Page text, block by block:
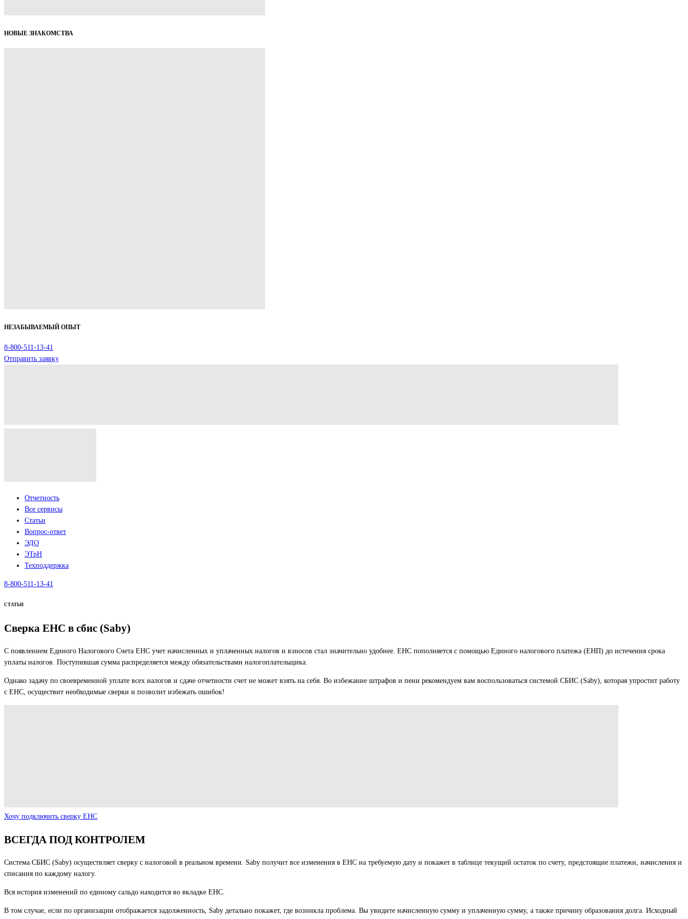
НОВЫЕ ЗНАКОМСТВА
НЕЗАБЫВАЕМЫЙ ОПЫТ
8-800-511-13-41
Отправить заявку
Отчетность
Все сервисы
Статьи
Вопрос-ответ
ЭДО
ЭТрН
Техподдержка
8-800-511-13-41
СТАТЬИ
Сверка ЕНС в сбис (Saby)
С появлением Единого Налогового Счета ЕНС учет начисленных и уплаченных налогов и взносов стал значительно удобнее. ЕНС пополняется с помощью Единого налогового платежа (ЕНП) до истечения срока
уплаты налогов. Поступившая сумма распределяется между обязательствами налогоплательщика.
Однако задачу по своевременной уплате всех налогов и сдаче отчетности счет не может взять на себя. Во избежание штрафов и пени рекомендуем вам воспользоваться системой СБИС (Saby), которая упростит работу
с ЕНС, осуществит необходимые сверки и позволит избежать ошибок!
Хочу подключить сверку ЕНС
ВСЕГДА ПОД КОНТРОЛЕМ
Система СБИС (Saby) осуществляет сверку с налоговой в реальном времени. Saby получит все изменения в ЕНС на требуемую дату и покажет в таблице текущий остаток по счету, предстоящие платежи, начисления и
списания по каждому налогу.
Вся история изменений по единому сальдо находится во вкладке ЕНС.
В том случае, если по организации отображается задолженность, Saby детально покажет, где возникла проблема. Вы увидите начисленную сумму и уплаченную сумму, а также причину образования долга. Исходный